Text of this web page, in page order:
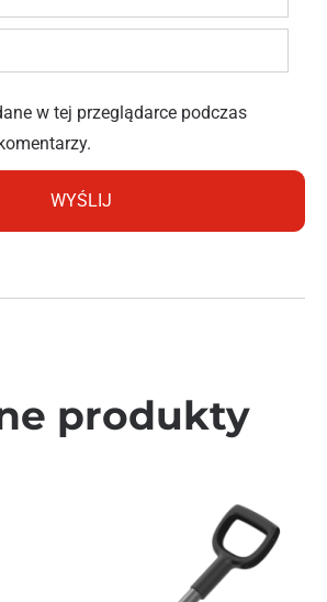
w tej przeglądarce podczas
produkty